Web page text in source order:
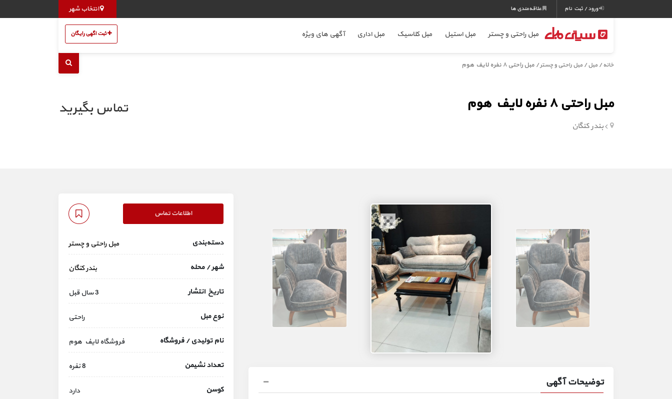
انتخاب شهر ورود / ثبت نام علاقه‌مندی ها
مبل راحتی و چستر مبل استیل مبل کلاسیک مبل اداری آگهی های ویژه ثبت اگهی رایگان
خانه / مبل/ مبل راحتی و چستر/ مبل راحتی ۸ نفره لایف هوم
مبل راحتی ۸ نفره لایف هوم
بندر کنگان
تماس بگیرید
توضیحات آگهی
اطلاعات تماس
دسته‌بندی مبل راحتی و چستر
شهر / محله بندر کنگان
تاریخ انتشار 3 سال قبل
نوع مبل راحتی
نام تولیدی / فروشگاه فروشگاه لایف هوم
تعداد نشیمن 8 نفره
کوسن دارد